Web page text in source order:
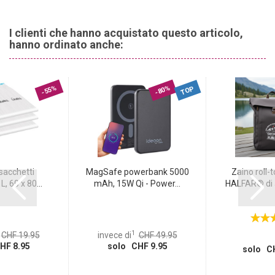
I clienti che hanno acquistato questo articolo,
hanno ordinato anche:
-55%
60 x 80...
CHF 19.95
8.95
-80% TOP
MagSafe powerbank 5000
mAh, 15W Qi - Power...
invece di1 CHF 49.95
solo CHF 9.95
Zaino roll-
HALFAR®
solo